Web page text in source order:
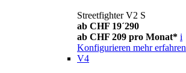
Streetfighter V2 S
ab CHF 19´290
ab CHF 209 pro Monat* i
Konfigurieren mehr erfahren
V4